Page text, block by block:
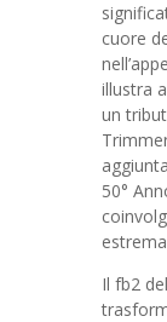
cuore
illustra
un
50°
Il fb2